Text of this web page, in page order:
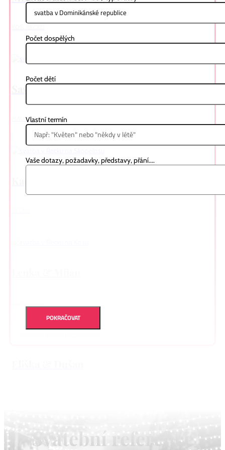
Saskia & Tomáš
MAURICIUS
Počet dospělých
Počet dětí
Vlastní termín
Vaše dotazy, požadavky, představy, přání....
POKRAČOVAT
Svatební reference